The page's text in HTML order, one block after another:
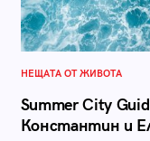
НЕЩАТА ОТ ЖИВОТА
Summer City
Константин и